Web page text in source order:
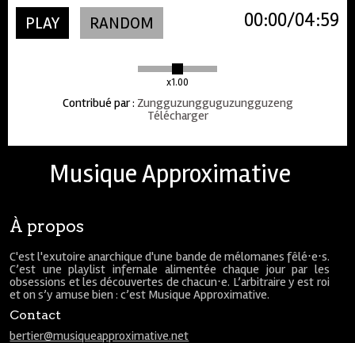
PLAY RANDOM
x1.00
04:59
00:00
Contribué par: Zungguzungguguzungguzeng
Télécharger
Musique Approximative
À propos
C'est l'exutoire anarchique d'une bande de mélomanes fêlé⋅e⋅s.
C’est une playlist infernale alimentée chaque jour par les
obsessions et les découvertes de chacun⋅e. L’arbitraire y est roi
et on s’y amuse bien : c’est Musique Approximative.
Contact
bertier@musiqueapproximative.net